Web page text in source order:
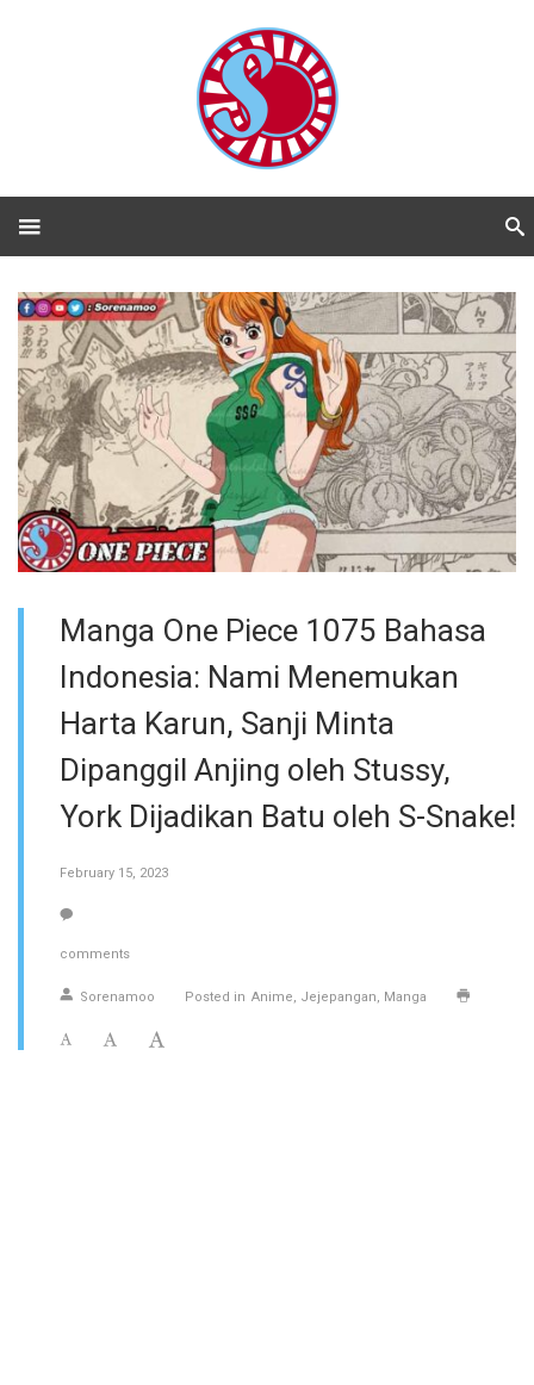
Manga One Piece 1075 Bahasa
Indonesia: Nami Menemukan
Harta Karun, Sanji Minta
Dipanggil Anjing oleh Stussy,
York Dijadikan Batu oleh S-Snake!
February 15, 2023
comments
Sorenamoo Posted in Anime Jejepangan Manga